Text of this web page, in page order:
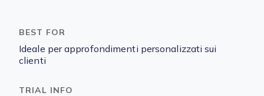
Ideale per approfondimenti personalizzati sui
clienti